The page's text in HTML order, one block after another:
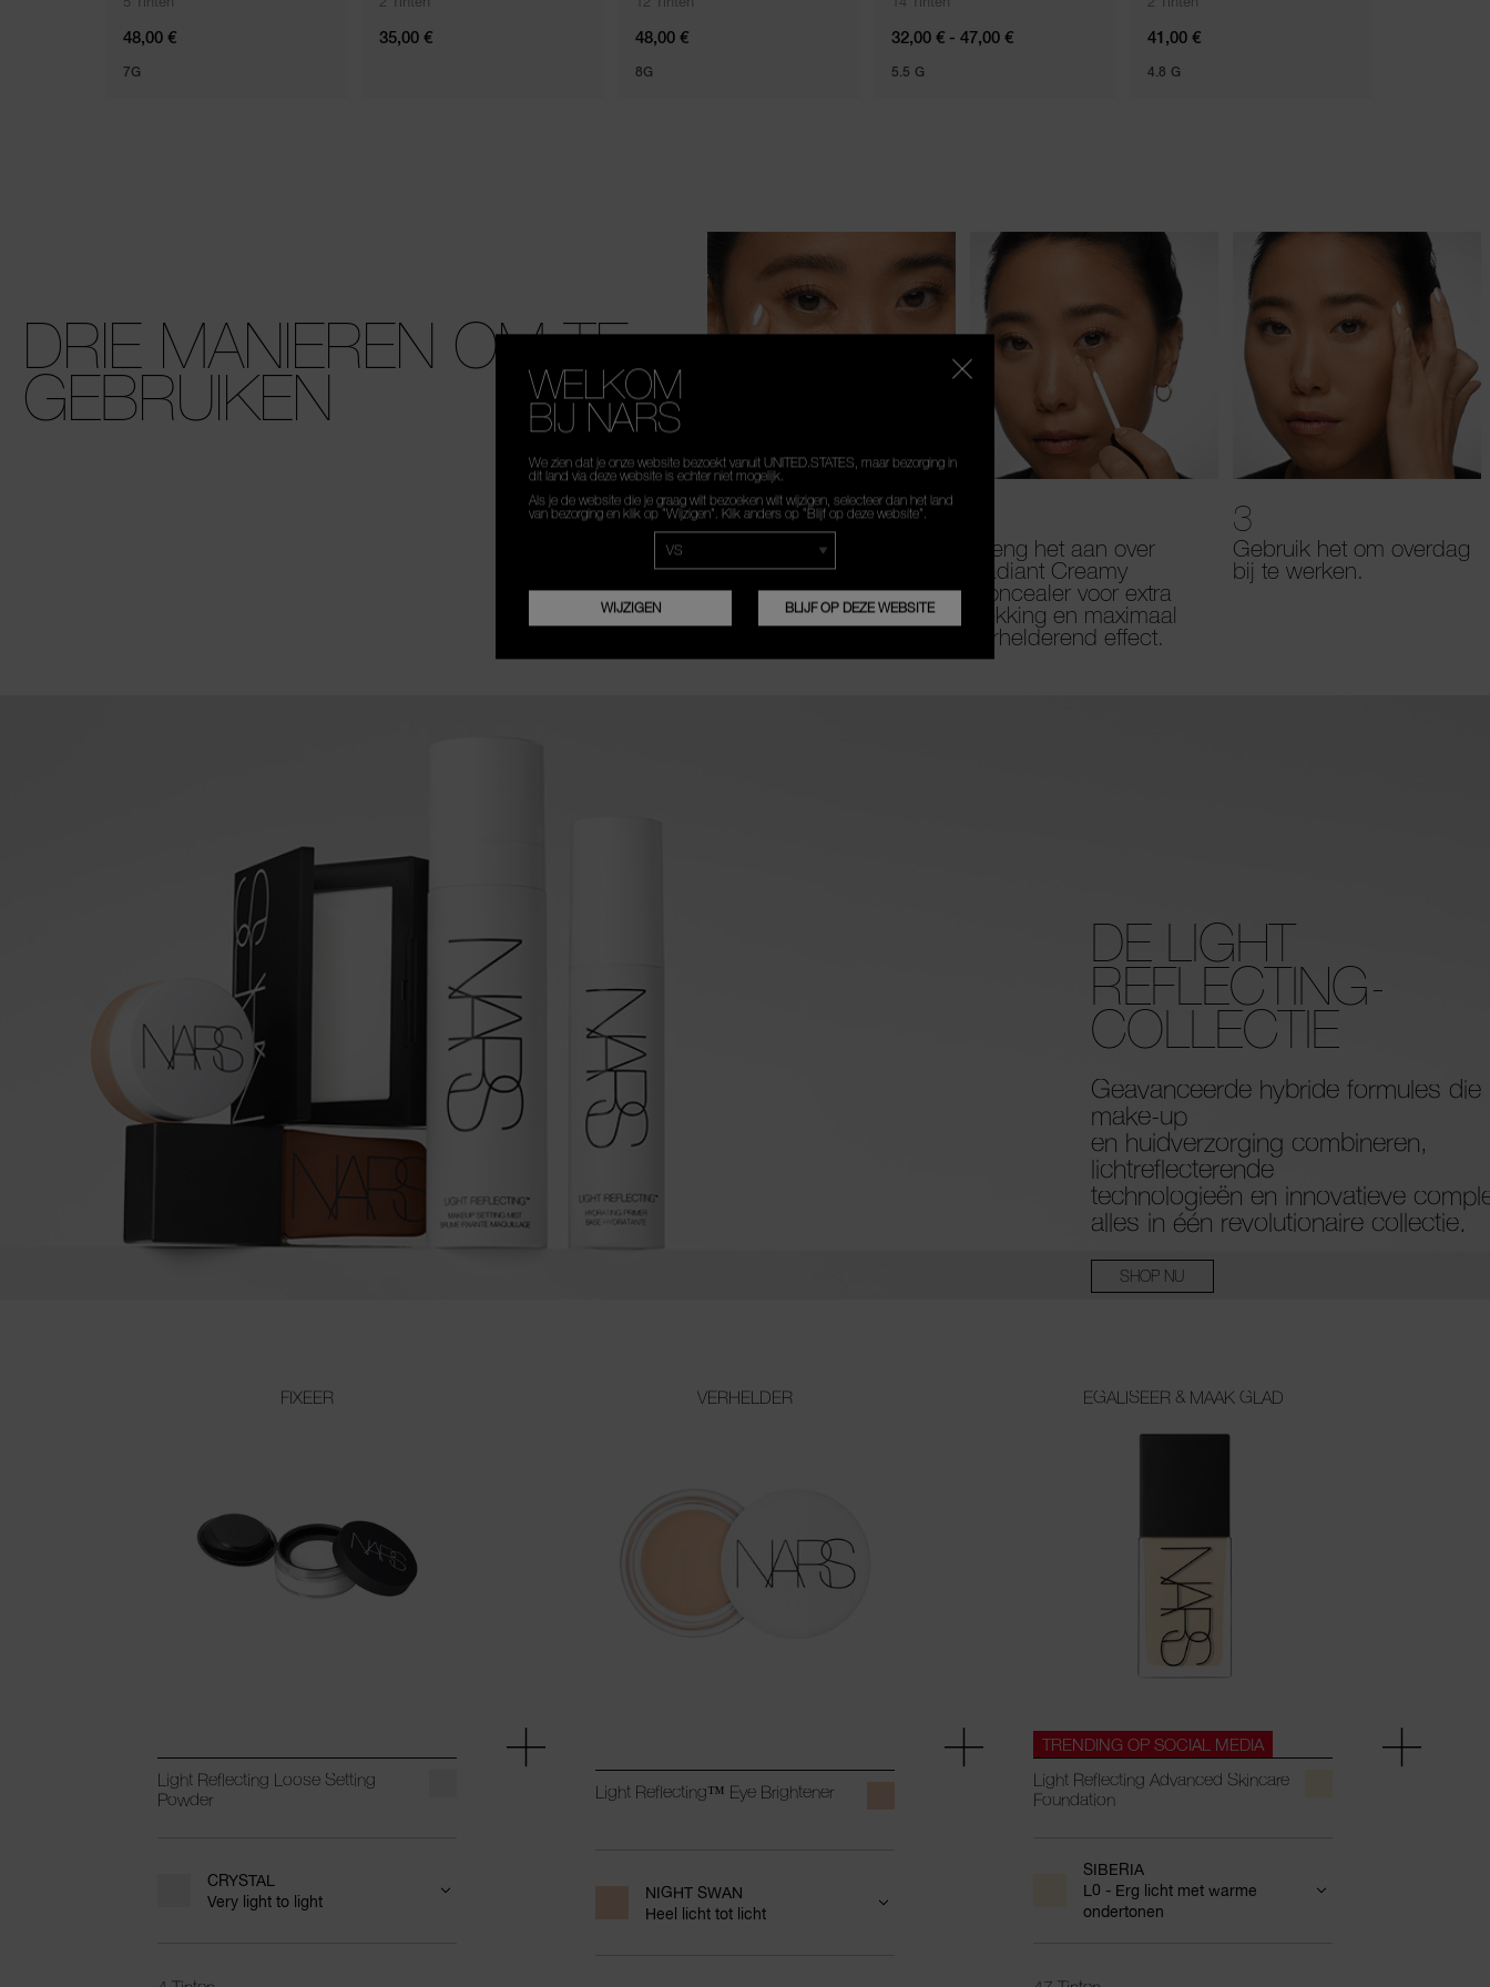
48,00 €
7G
35,00 € 48,00 €
8G
32,00 € - 47,00 €
5.5 G
41,00 €
4.8 G
DRIE MANIEREN OM TE
GEBRUIKEN
1
Draag Light Reflecting
Eye Brightener
afzonderlijk voor instant,
natuurlijk ogende
Breng het aan over
Radiant Creamy
Concealer voor extra
dekking en maximaal
verhelderend effect.
3
Gebruik het om overdag
bij te werken.
DE LIGHT
REFLECTING-
COLLECTIE
Geavanceerde hybride formules die
make-up
en huidverzorging combineren,
lichtreflecterende
technologieën en innovatieve
alles in één revolutionaire collectie.
SHOP NU
FIXEER
Light Reflecting Loose Setting
Powder
CRYSTAL
Very light to light
VERHELDER
Light Reflecting™ Eye Brightener
NIGHT SWAN
Heel licht tot licht
EGALISEER & MAAK GLAD
TRENDING OP SOCIAL MEDIA
Light Reflecting Advanced Skincare
Foundation
SIBERIA
L0 - Erg licht met warme
ondertonen
WELKOM
BIJ NARS
We zien dat je onze website bezoekt vanuit UNITED.STATES, maar bezorging in
dit land via deze website is echter niet mogelijk.
Als je de website die je graag wilt bezoeken wilt wijzigen, selecteer dan het land
van bezorging en klik op “Wijzigen”. Klik anders op “Blijf op deze website”.
WIJZIGEN BLIJF OP DEZE WEBSITE